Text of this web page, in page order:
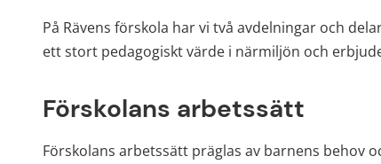
På Rävens förskola har vi två avdelningar och
ett stort pedagogiskt värde i närmiljön och
Förskolans arbetssätt
Förskolans arbetssätt präglas av barnens behov